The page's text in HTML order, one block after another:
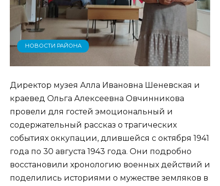
НОВОСТИ РАЙОНА
Директор музея Алла Ивановна Шеневская и
краевед Ольга Алексеевна Овчинникова
провели для гостей эмоциональный и
содержательный рассказ о трагических
событиях оккупации, длившейся с октября 1941
года по 30 августа 1943 года. Они подробно
восстановили хронологию военных действий и
поделились историями о мужестве земляков в